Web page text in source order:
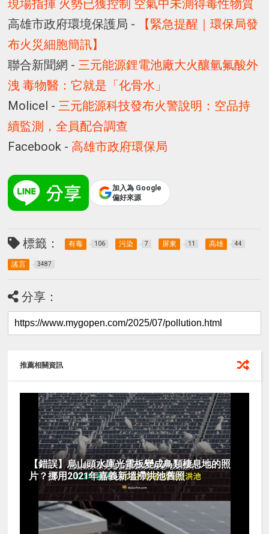
現場指揮 火勢已獲控制 空氣中未測得毒性物質
高雄市政府環境保護局 -
【緊急提醒｜環保局發
布火災細胞簡訊】
聯合新聞網 -三元能源鋰電池廠大火釀氫氟酸外
洩 毒物醫：它就是「化骨水」
Molicel -三元能源科技發布火警說明：空品持
續監測，全員配合調查
Facebook - 高雄市政府環保局
加入為 Google
偏好來源
標籤： 有毒 106 污染 7 屏東 11 高雄 44
謠言 3487
分享：
推薦相關資訊
【錯誤】烏山頭水庫光電板變成鳥類棲息地的照
片？挪用2021年嘉義新塭滯洪池舊照